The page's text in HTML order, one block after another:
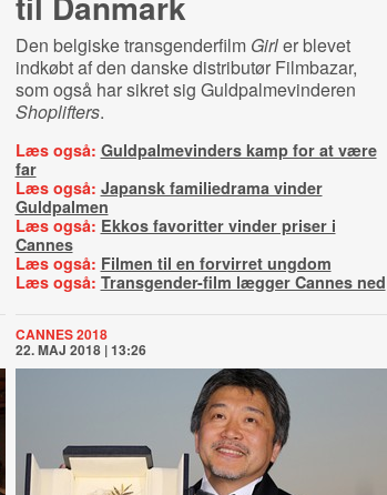
Den belgiske transgenderfilmGirler blevet
indkøbt af den danske distributør Filmbazar,
som også har sikret sig Guldpalmevinderen
Shoplifters.
Læs også: Guldpalmevinders kamp for at være
far
Læs også: Japansk familiedrama vinder
Guldpalmen
Læs også: Ekkos favoritter vinder priser i
Cannes
Læs også: Filmen til en forvirret ungdom
Læs også: Transgender-film lægger Cannes ned
CANNES 2018
22. MAJ 2018 | 13:26